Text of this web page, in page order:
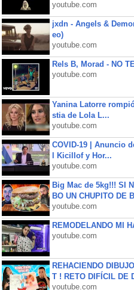
youtube.com
jxdn - Angels &
eo)
youtube.com
Rels B, Morad - NO
youtube.com
Yanina Latorre
stia de Lola L...
youtube.com
COVID-19 | Anuncio
l Kicillof y Hor...
youtube.com
Big Mac de 5kg!!! SI
BO UN CHUPITO DE
youtube.com
REMODELANDO MI
youtube.com
REHACIENDO
T ! RETO DIFÍCIL DE
youtube.com